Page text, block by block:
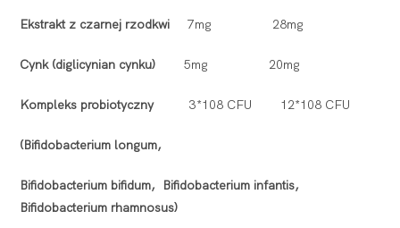
Ekstrakt z czarnej rzodkwi7mg 28mg
Cynk (diglicynian cynku)5mg 20mg
Kompleks probiotyczny3*108 CFU 12*108 CFU
(Bifidobacterium longum,
Bifidobacterium bifidum, Bifidobacterium infantis,
Bifidobacterium rhamnosus)